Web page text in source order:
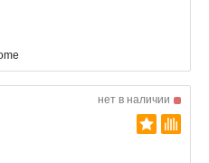
нет в наличии